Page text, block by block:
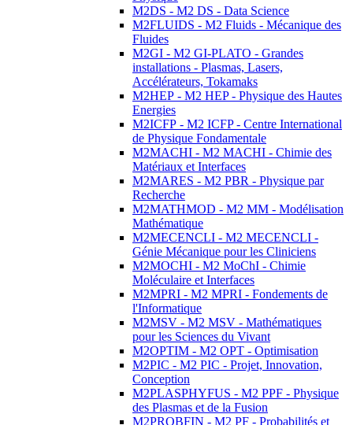
M2DS - M2 DS - Data Science
M2FLUIDS - M2 Fluids - Mécanique des
Fluides
M2GI - M2 GI-PLATO - Grandes
installations - Plasmas, Lasers,
Accélérateurs, Tokamaks
M2HEP - M2 HEP - Physique des Hautes
Energies
M2ICFP - M2 ICFP - Centre International
de Physique Fondamentale
M2MACHI - M2 MACHI - Chimie des
Matériaux et Interfaces
M2MARES - M2 PBR - Physique par
Recherche
M2MATHMOD - M2 MM - Modélisation
Mathématique
M2MECENCLI - M2 MECENCLI -
Génie Mécanique pour les Cliniciens
M2MOCHI - M2 MoChI - Chimie
Moléculaire et Interfaces
M2MPRI - M2 MPRI - Fondements de
l'Informatique
M2MSV - M2 MSV - Mathématiques
pour les Sciences du Vivant
M2OPTIM - M2 OPT - Optimisation
M2PIC - M2 PIC - Projet, Innovation,
Conception
M2PLASPHYFUS - M2 PPF - Physique
des Plasmas et de la Fusion
M2PROBFIN - M2 PF - Probabilités et